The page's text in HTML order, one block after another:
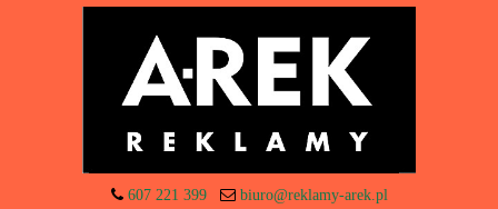
607 221 399
biuro@reklamy-arek.pl